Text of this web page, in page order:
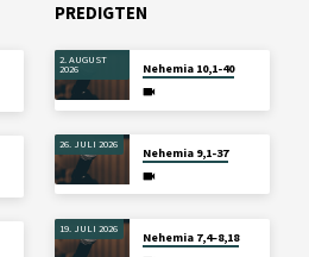
PREDIGTEN
2. AUGUST
2026 Nehemia 10,1-40
26. JULI 2026
Nehemia 9,1-37
19. JULI 2026
Nehemia 7,4–8,18